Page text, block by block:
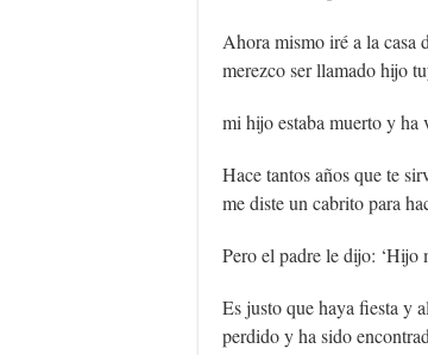
Ahora mismo iré a la casa
merezco ser llamado hijo
mi hijo estaba muerto y ha
Hace tantos años que te
me diste un cabrito para
Pero el padre le dijo: ‘Hijo
Es justo que haya fiesta y
perdido y ha sido